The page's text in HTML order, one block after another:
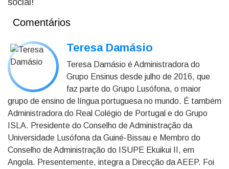
Comentários
Teresa Damásio
Teresa Damásio é Administradora do
Grupo Ensinus desde julho de 2016, que
faz parte do Grupo Lusófona, o maior
grupo de ensino de língua portuguesa no mundo. É também
Administradora do Real Colégio de Portugal e do Grupo
ISLA. Presidente do Conselho de Administração da
Universidade Lusófona da Guiné-Bissau e Membro do
Conselho de Administração do ISUPE Ekuikui II, em
Angola. Presentemente, integra a Direcção da AEEP. Foi